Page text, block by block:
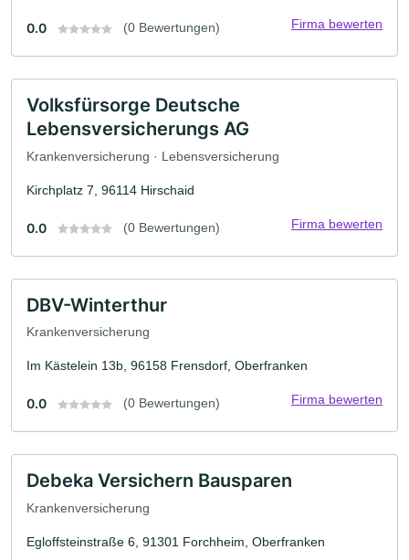
0.0 (0 Bewertungen) Firma bewerten
Volksfürsorge Deutsche
Lebensversicherungs AG
Krankenversicherung · Lebensversicherung
Kirchplatz 7, 96114 Hirschaid
0.0 (0 Bewertungen) Firma bewerten
DBV-Winterthur
Krankenversicherung
Im Kästelein 13b, 96158 Frensdorf, Oberfranken
0.0 (0 Bewertungen) Firma bewerten
Debeka Versichern Bausparen
Krankenversicherung
Egloffsteinstraße 6, 91301 Forchheim, Oberfranken